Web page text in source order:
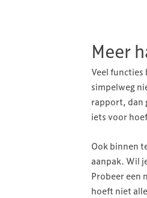
Meer
Veel
simpelweg
rapport, dan
iets voor
Ook binnen
aanpak. Wil
Probeer een
hoeft niet